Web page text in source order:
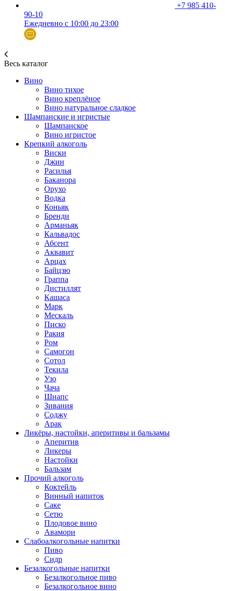
+7 985 410-
90-10
Ежедневно с 10:00 до 23:00
Весь каталог
Вино
Вино тихое
Вино креплёное
Вино натуральное сладкое
Шампанские и игристые
Шампанское
Вино игристое
Крепкий алкоголь
Виски
Джин
Расилья
Баканора
Орухо
Водка
Коньяк
Бренди
Арманьяк
Кальвадос
Абсент
Аквавит
Арцах
Байцзю
Граппа
Дистиллят
Кашаса
Марк
Мескаль
Писко
Ракия
Ром
Самогон
Сотол
Текила
Узо
Чача
Шнапс
Зивания
Соджу
Арак
Ликёры, настойки, аперитивы и бальзамы
Аперитив
Ликеры
Настойки
Бальзам
Прочий алкоголь
Коктейль
Винный напиток
Саке
Сетю
Плодовое вино
Авамори
Слабоалкогольные напитки
Пиво
Сидр
Безалкогольные напитки
Безалкогольное пиво
Безалкогольное вино